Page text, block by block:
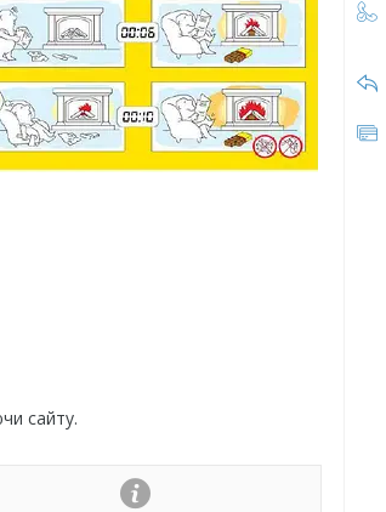
сайту.